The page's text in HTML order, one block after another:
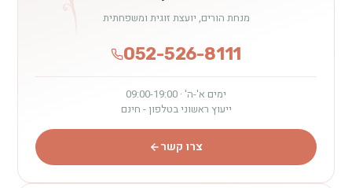
מנחת הורים, יועצת זוגית ומשפחתית
052-526-8111
ימים א'-ה' · 09:00-19:00
ייעוץ ראשוני בטלפון - חינם
צרו קשר